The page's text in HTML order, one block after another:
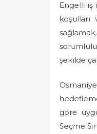
Engelli iş
şekilde
göre
Seçme